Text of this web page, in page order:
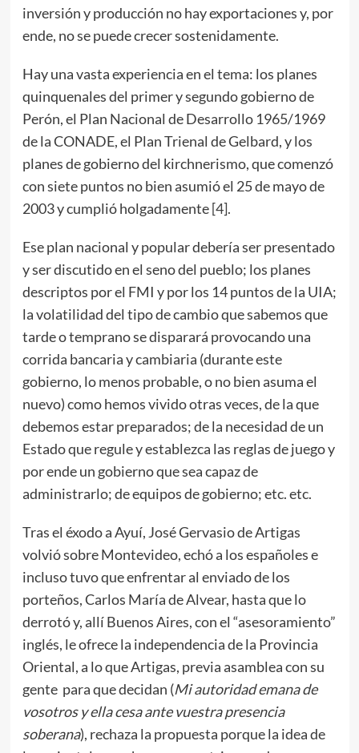
inversión y producción no hay exportaciones y, por
ende, no se puede crecer sostenidamente.
Hay una vasta experiencia en el tema: los planes
quinquenales del primer y segundo gobierno de
Perón, el Plan Nacional de Desarrollo 1965/1969
de la CONADE, el Plan Trienal de Gelbard, y los
planes de gobierno del kirchnerismo, que comenzó
con siete puntos no bien asumió el 25 de mayo de
2003 y cumplió holgadamente[4].
Ese plan nacional y popular debería ser presentado
y ser discutido en el seno del pueblo; los planes
descriptos por el FMI y por los 14 puntos de la UIA;
la volatilidad del tipo de cambio que sabemos que
tarde o temprano se disparará provocando una
corrida bancaria y cambiaria (durante este
gobierno, lo menos probable, o no bien asuma el
nuevo) como hemos vivido otras veces, de la que
debemos estar preparados; de la necesidad de un
Estado que regule y establezca las reglas de juego y
por ende un gobierno que sea capaz de
administrarlo; de equipos de gobierno; etc. etc.
Tras el éxodo a Ayuí, José Gervasio de Artigas
volvió sobre Montevideo, echó a los españoles e
incluso tuvo que enfrentar al enviado de los
porteños, Carlos María de Alvear, hasta que lo
derrotó y, allí Buenos Aires, con el “asesoramiento”
inglés, le ofrece la independencia de la Provincia
Oriental, a lo que Artigas, previa asamblea con su
gente para que decidan (Mi autoridad emana de
vosotros y ella cesa ante vuestra presencia
soberana), rechaza la propuesta porque la idea de